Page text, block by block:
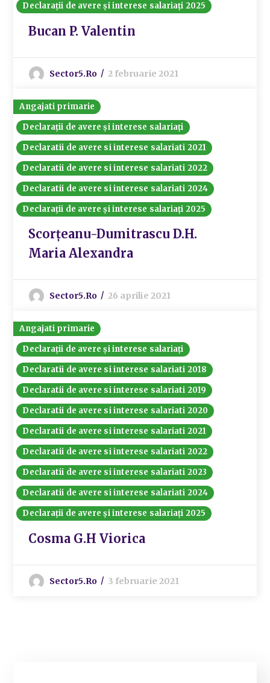
Declarații de avere și interese salariați 2025
Bucan P. Valentin
Sector5.ro 2 februarie 2021
Angajati primarie
Declarații de avere și interese salariați
Declaratii de avere si interese salariati 2021
Declaratii de avere si interese salariati 2022
Declaratii de avere si interese salariati 2024
Declarații de avere și interese salariați 2025
Scorțeanu-Dumitrascu D.H.
Maria Alexandra
Sector5.ro 26 aprilie 2021
Angajati primarie
Declarații de avere și interese salariați
Declaratii de avere si interese salariati 2018
Declaratii de avere si interese salariati 2019
Declaratii de avere si interese salariati 2020
Declaratii de avere si interese salariati 2021
Declaratii de avere si interese salariati 2022
Declaratii de avere si interese salariati 2023
Declaratii de avere si interese salariati 2024
Declarații de avere și interese salariați 2025
Cosma G.H Viorica
Sector5.ro 3 februarie 2021